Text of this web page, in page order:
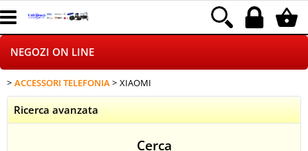
HOME PAGE
CHI SIAMO
NEGOZI ON LINE
ACCESSORI TELEFONIA XIAOMI
Ricerca avanzata
Cerca